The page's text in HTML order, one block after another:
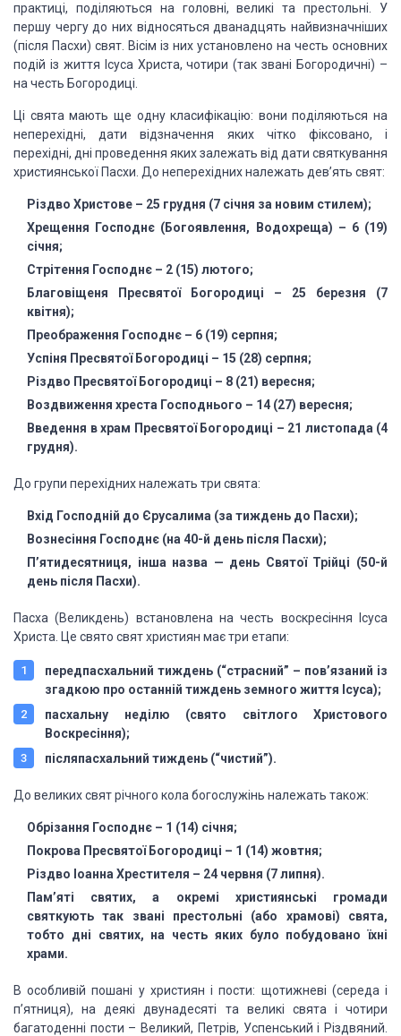
практиці, поділяються на головні, великі та престольні. У
першу чергудо них відносяться дванадцять найвизначніших
(після Пасхи) свят. Вісім із них установлено на честь основних
подій із життя Ісуса Христа, чотири (так звані Богородичні) –
на честь Богородиці.
Ці свята мають ще одну класифікацію: вони поділяються на
неперехідні, дати відзначення яких чітко фіксовано, і
перехідні, дні проведення яких залежать від дати святкування
християнської Пасхи. До неперехідних належать дев’ять свят:
Різдво Христове – 25 грудня (7 січня за новим стилем);
Хрещення Господнє (Богоявлення, Водохреща) – 6 (19)
січня;
Стрітення Господнє – 2 (15) лютого;
Благовіщеня ПресвятоїБогородиці – 25 березня (7
квітня);
Преображення Господнє – 6 (19) серпня;
Успіня Пресвятої Богородиці – 15 (28) серпня;
Різдво Пресвятої Богородиці – 8 (21) вересня;
Воздвиження хреста Господнього – 14 (27) вересня;
Введення в храм ПресвятоїБогородиці – 21 листопада (4
грудня).
До групи перехідних належать три свята:
Вхід Господній до Єрусалима (за тиждень до Пасхи);
Вознесіння Господнє (на 40-й день після Пасхи);
П’ятидесятниця, інша назва — день Святої Трійці (50-й
день після Пасхи).
Пасха (Великдень) встановлена на честь воскресіння Ісуса
Христа. Це свято свят християн має три етапи:
передпасхальний тиждень (“страсний” – пов’язаний із
згадкою про останній тиждень земного життя Ісуса);
пасхальну неділю (свято світлого Христового
Воскресіння);
післяпасхальний тиждень (“чистий”).
До великих свят річного кола богослужінь належать також:
Обрізання Господнє – 1 (14) січня;
Покрова Пресвятої Богородиці – 1 (14) жовтня;
Різдво Іоанна Хрестителя – 24 червня (7 липня).
Пам’яті святих, а окремі християнські громади
святкують так звані престольні (або храмові) свята,
тобто дні святих, на честь яких було побудовано їхні
храми.
В особливій пошані у християн і пости: щотижневі (середа і
п’ятниця), на деякі двунадесяті та великі свята і чотири
багатоденні пости – Великий, Петрів, Успенський і Різдвяний.